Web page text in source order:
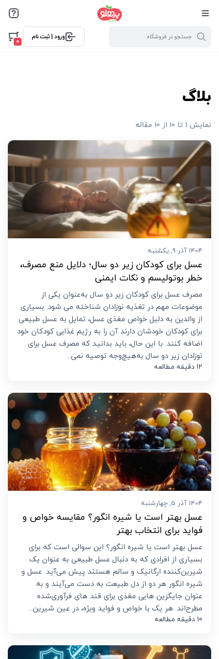
@media screen and (max-width: 500px) { .w-ch{bottom: 125px
!important; left:5px !important;} }
ورود | ثبت نام
0
بلاگ
نمایش 1 تا 10 از 10 مقاله
1404 آذر 9, یکشنبه
عسل برای کودکان زیر دو سال؛ دلایل منع مصرف،
خطر بوتولیسم و نکات ایمنی
مصرف عسل برای کودکان زیر دو سال به‌عنوان یکی از
موضوعات مهم در تغذیه نوزادان شناخته می‌ شود. بسیاری
از والدین به دلیل خواص مغذی عسل، تمایل به عسل طبیعی
برای کودکان خودشان دارند آن را به رژیم غذایی کودکان خود
اضافه کنند. با این حال، باید بدانید که مصرف عسل برای
نوزادان زیر دو سال به‌هیچ‌وجه توصیه نمی...
12 دقیقه مطالعه
1404 آذر 5, چهارشنبه
عسل بهتر است یا شیره انگور؟ مقایسه خواص و
فواید برای انتخاب بهتر
عسل بهتر است یا شیره انگور؟ این سوالی است که برای
بسیاری از افرادی که به دنبال عسل طبیعی به عنوان یک
شیرین‌کننده ارگانیک و سالم هستند پیش می‌آید. عسل و
شیره انگور هر دو از دل طبیعت به دست می‌آیند و به
عنوان جایگزین‌ هایی مغذی برای قند های فرآوری‌شده
مطرح‌اند. هر یک با خواص و فواید ویژه، در عین شیرین...
10 دقیقه مطالعه